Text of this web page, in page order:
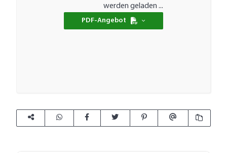
werden geladen ...
PDF-Angebot